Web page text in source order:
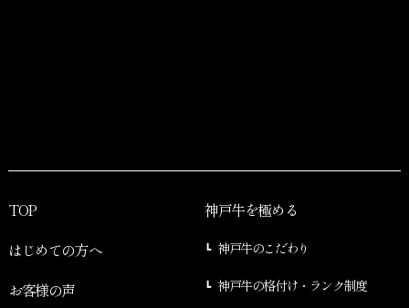
TOP
はじめての方へ
お客様の声
神戸牛を極める
神戸牛のこだわり
神戸牛の格付け・ランク制度